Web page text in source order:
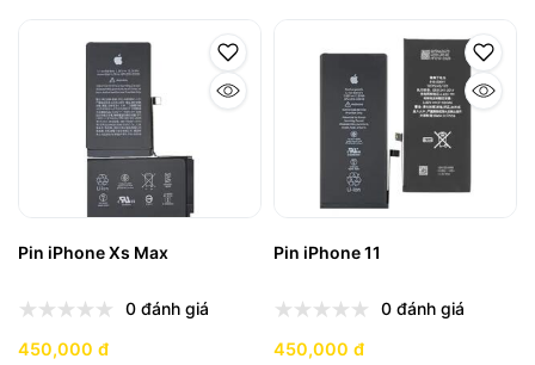
Pin iPhone Xs Max
0 đánh giá
450,000 đ
Pin iPhone 11
0 đánh giá
450,000 đ